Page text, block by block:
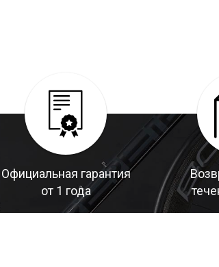
Официальная гарантия
от 1 года